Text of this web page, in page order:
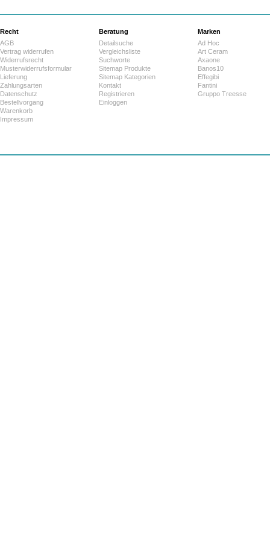
Recht
AGB
Vertrag widerrufen
Widerrufsrecht
Musterwiderrufsformular
Lieferung
Zahlungsarten
Datenschutz
Bestellvorgang
Warenkorb
Impressum
Beratung
Detailsuche
Vergleichsliste
Suchworte
Sitemap Produkte
Sitemap Kategorien
Kontakt
Registrieren
Einloggen
Marken
Ad Hoc
Art Ceram
Axaone
Banos10
Effegibi
Fantini
Gruppo Treesse